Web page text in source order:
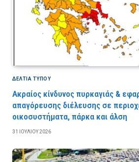
ΔΕΛΤΙΑ ΤΥΠΟΥ
Ακραίος κίνδυνος πυρκαγιάς &
απαγόρευσης διέλευσης σε
οικοσυστήματα, πάρκα και άλση
31 ΙΟΥΛΊΟΥ 2026